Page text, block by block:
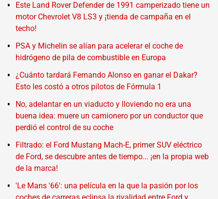
Este Land Rover Defender de 1991 camperizado tiene un
motor Chevrolet V8 LS3 y ¡tienda de campaña en el
techo!
PSA y Michelin se alían para acelerar el coche de
hidrógeno de pila de combustible en Europa
¿Cuánto tardará Fernando Alonso en ganar el Dakar?
Esto les costó a otros pilotos de Fórmula 1
No, adelantar en un viaducto y lloviendo no era una
buena idea: muere un camionero por un conductor que
perdió el control de su coche
Filtrado: el Ford Mustang Mach-E, primer SUV eléctrico
de Ford, se descubre antes de tiempo... ¡en la propia web
de la marca!
'Le Mans '66': una película en la que la pasión por los